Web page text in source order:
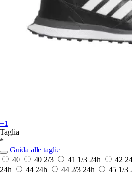
+1
Taglia
*
Guida alle taglie
40
40 2/3 41 1/3 24h 42
24h
44 24h 44 2/3 24h 45 1/3